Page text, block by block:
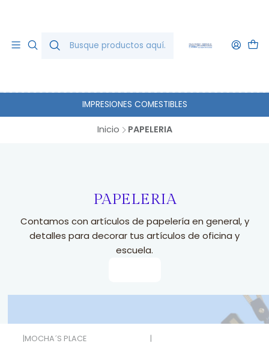
IMPRESIONES COMESTIBLES
Inicio PAPELERIA
PAPELERIA
Contamos con artículos de papelería en general, y
detalles para decorar tus artículos de oficina y
escuela.
|MOCHA´S PLACE |